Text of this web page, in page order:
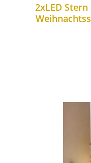
2xLED